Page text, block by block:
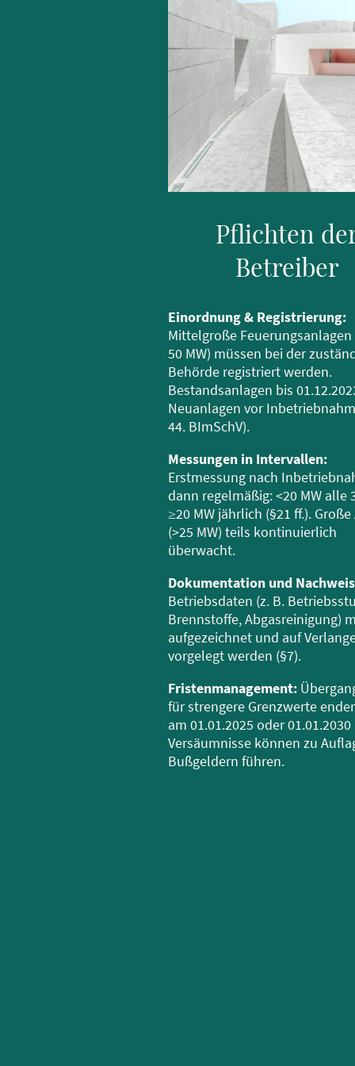
Pflichten
Betreiber
Einordnung & Registrierung:
Mittelgroße Feuerungsanlagen
50 MW) müssen bei der
Behörde registriert werden.
Bestandsanlagen bis
Neuanlagen vor
44. BImSchV).
Messungen in Intervallen:
Erstmessung nach
dann regelmäßig: <20 MW alle
≥20 MW jährlich (§21 ff.).
(>25 MW) teils kontinuierlich
überwacht.
Dokumentation und
Betriebsdaten (z. B.
Brennstoffe, Abgasreinigung)
aufgezeichnet und auf
vorgelegt werden (§7).
Fristenmanagement:
für strengere Grenzwerte
am 01.01.2025 oder 01.01.2030
Versäumnisse können zu
Bußgeldern führen.